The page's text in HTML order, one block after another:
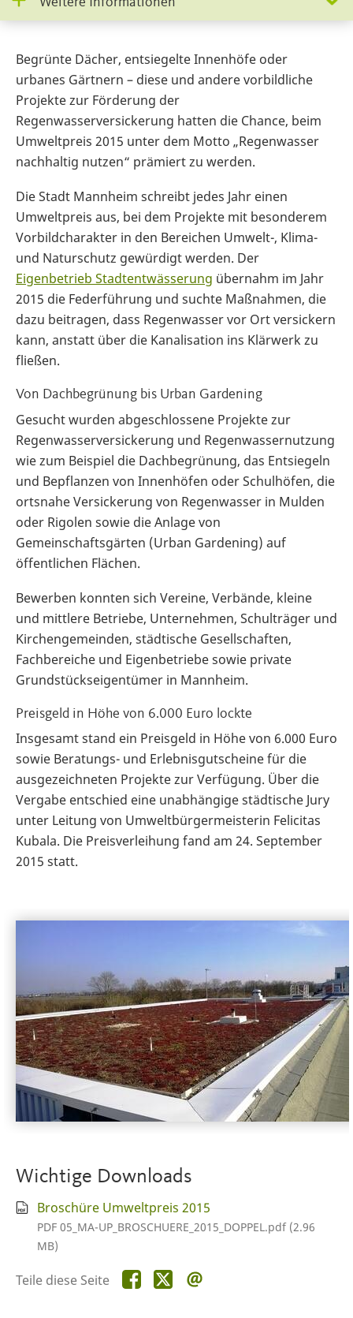
Begrünte Dächer, entsiegelte Innenhöfe oder
urbanes Gärtnern – diese und andere vorbildliche
Projekte zur Förderung der
Regenwasserversickerung hatten die Chance, beim
Umweltpreis 2015 unter dem Motto „Regenwasser
nachhaltig nutzen“ prämiert zu werden.
Die Stadt Mannheim schreibt jedes Jahr einen
Umweltpreis aus, bei dem Projekte mit besonderem
Vorbildcharakter in den Bereichen Umwelt-, Klima-
und Naturschutz gewürdigt werden. Der
Eigenbetrieb Stadtentwässerung übernahm im Jahr
2015 die Federführung und suchte Maßnahmen, die
dazu beitragen, dass Regenwasser vor Ort versickern
kann, anstatt über die Kanalisation ins Klärwerk zu
fließen.
Von Dachbegrünung bis Urban Gardening
Gesucht wurden abgeschlossene Projekte zur
Regenwasserversickerung und Regenwassernutzung
wie zum Beispiel die Dachbegrünung, das Entsiegeln
und Bepflanzen von Innenhöfen oder Schulhöfen, die
ortsnahe Versickerung von Regenwasser in Mulden
oder Rigolen sowie die Anlage von
Gemeinschaftsgärten (Urban Gardening) auf
öffentlichen Flächen.
Bewerben konnten sich Vereine, Verbände, kleine
und mittlere Betriebe, Unternehmen, Schulträger und
Kirchengemeinden, städtische Gesellschaften,
Fachbereiche und Eigenbetriebe sowie private
Grundstückseigentümer in Mannheim.
Preisgeld in Höhe von 6.000 Euro lockte
Insgesamt stand ein Preisgeld in Höhe von 6.000 Euro
sowie Beratungs- und Erlebnisgutscheine für die
ausgezeichneten Projekte zur Verfügung. Über die
Vergabe entschied eine unabhängige städtische Jury
unter Leitung von Umweltbürgermeisterin Felicitas
Kubala. Die Preisverleihung fand am 24. September
2015 statt.
Wichtige Downloads
Broschüre Umweltpreis 2015
PDF 05_MA-UP_BROSCHUERE_2015_DOPPEL.pdf (2.96
MB)
Teile diese Seite Teile
diese
Teile
diese